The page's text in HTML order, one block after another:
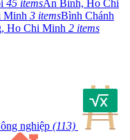
45 itemsAn Bình, Ho Chi
Minh 3 itemsBình Chánh
Ho Chi Minh 2 items
nghiệp (113)